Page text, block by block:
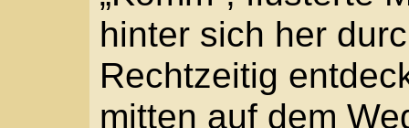
Seidentücher. Er
hier irgendjemanden?“
Unmerklich deutete